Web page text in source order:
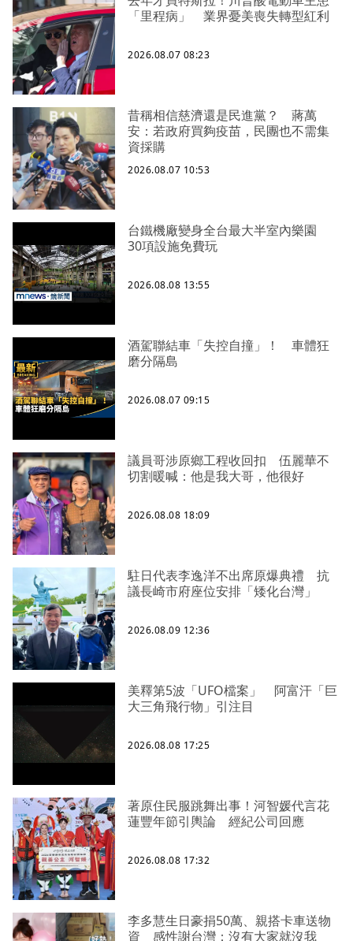
「里程病」 業界憂美喪失轉型紅利
2026.08.07 08:23
昔稱相信慈濟還是民進黨？ 蔣萬
安：若政府買夠疫苗，民團也不需集
資採購
2026.08.07 10:53
台鐵機廠變身全台最大半室內樂園
30項設施免費玩
2026.08.08 13:55
酒駕聯結車「失控自撞」！ 車體狂
磨分隔島
2026.08.07 09:15
議員哥涉原鄉工程收回扣 伍麗華不
切割暖喊：他是我大哥，他很好
2026.08.08 18:09
駐日代表李逸洋不出席原爆典禮 抗
議長崎市府座位安排「矮化台灣」
2026.08.09 12:36
美釋第5波「UFO檔案」 阿富汗「巨
大三角飛行物」引注目
2026.08.08 17:25
著原住民服跳舞出事！河智媛代言花
蓮豐年節引輿論 經紀公司回應
2026.08.08 17:32
李多慧生日豪捐50萬、親搭卡車送物
資 感性謝台灣：沒有大家就沒我